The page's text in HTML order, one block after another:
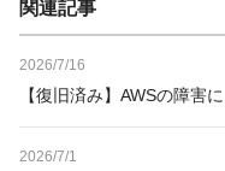
関連記事
2026/7/16
【復旧済み】AWSの障害
2026/7/1